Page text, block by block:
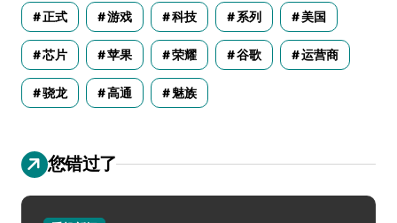
正式 游戏 科技 系列 美国
芯片 苹果 荣耀 谷歌 运营商
骁龙 高通 魅族
您错过了